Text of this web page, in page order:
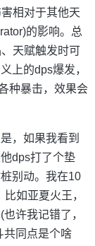
相对于其他天
的影响。总
天赋触发时可
上的dps爆发，
种暴击，效果会
，如果我看到
dps打了个垫
别动。我在10
如亚夏火王，
许我记错了，
共同点是个啥